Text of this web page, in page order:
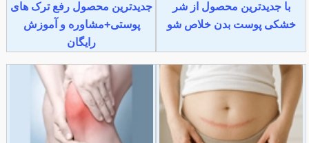
با جدیدترین محصول از شر
خشکی پوست بدن خلاص شو
جدیدترین محصول رفع ترک های
پوستی+مشاوره و آموزش
رایگان